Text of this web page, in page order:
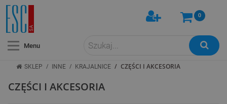
Menu
0
SKLEP / INNE / KRAJALNICE / CZĘŚCI I AKCESORIA
CZĘŚCI I AKCESORIA